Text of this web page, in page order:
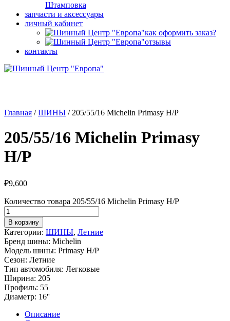
Штамповка
запчасти и аксессуары
личный кабинет
как оформить заказ?
отзывы
контакты
Главная /ШИНЫ / 205/55/16 Michelin Primasy H/P
205/55/16 Michelin Primasy
H/P
₽9,600
Количество товара 205/55/16 Michelin Primasy H/P
В корзину
Категории: ШИНЫ, Летние
Бренд шины: Michelin
Модель шины: Primasy H/P
Сезон: Летние
Тип автомобиля: Легковые
Ширина: 205
Профиль: 55
Диаметр: 16''
Описание